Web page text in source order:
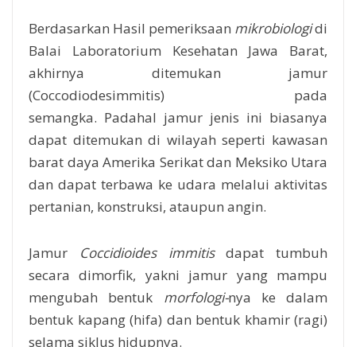
Berdasarkan Hasil pemeriksaan mikrobiologidi
Balai Laboratorium Kesehatan Jawa Barat,
akhirnya ditemukan jamur
(Coccodiodesimmitis) pada
semangka. Padahal jamur jenis ini biasanya
dapat ditemukan di wilayah seperti kawasan
barat daya Amerika Serikat dan Meksiko Utara
dan dapat terbawa ke udara melalui aktivitas
pertanian, konstruksi, ataupun angin.
Jamur Coccidioides immitisdapat tumbuh
secara dimorfik, yakni jamur yang mampu
mengubah bentuk morfologi-nya ke dalam
bentuk kapang (hifa) dan bentuk khamir (ragi)
selama siklus hidupnya.